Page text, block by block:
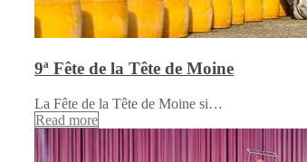
9ª Fête de la Tête de Moine
La Fête de la Tête de Moine si…
Read more